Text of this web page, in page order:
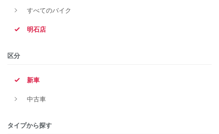
すべてのバイク
明石店
区分
新車
中古車
タイプから探す
メーカー